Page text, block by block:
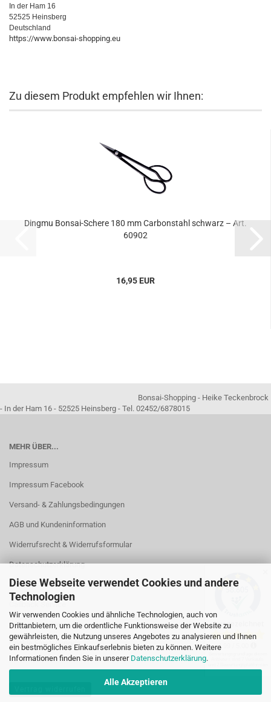
Diese Webseite verwendet Cookies und andere
Technologien
Wir verwenden Cookies und ähnliche Technologien, auch von
Drittanbietern, um die ordentliche Funktionsweise der Website zu
gewährleisten, die Nutzung unseres Angebotes zu analysieren und Ihnen
ein bestmögliches Einkaufserlebnis bieten zu können. Weitere
Informationen finden Sie in unserer Datenschutzerklärung.
Alle Akzeptieren
In der Ham 16
52525 Heinsberg
Deutschland
https://www.bonsai-shopping.eu
Zu diesem Produkt empfehlen wir Ihnen:
Dingmu Bonsai-Schere 180 mm Carbonstahl schwarz – Art.
60902
16,95 EUR
Bonsai-Shopping - Heike Teckenbrock
- In der Ham 16 - 52525 Heinsberg - Tel. 02452/6878015
MEHR ÜBER...
Impressum
Impressum Facebook
Versand- & Zahlungsbedingungen
AGB und Kundeninformation
Widerrufsrecht & Widerrufsformular
Datenschutzerklärung
Kontakt
Callback Service
Öffnungszeiten
Cookie Einstellungen